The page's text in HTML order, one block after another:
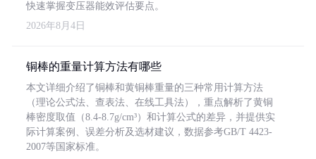
快速掌握变压器能效评估要点。
2026年8月4日
铜棒的重量计算方法有哪些
本文详细介绍了铜棒和黄铜棒重量的三种常用计算方法
（理论公式法、查表法、在线工具法），重点解析了黄铜
棒密度取值（8.4-8.7g/cm³）和计算公式的差异，并提供实
际计算案例、误差分析及选材建议，数据参考GB/T 4423-
2007等国家标准。